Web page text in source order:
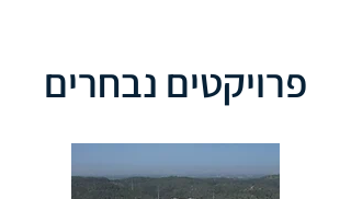
פרויק​טים נבחרים